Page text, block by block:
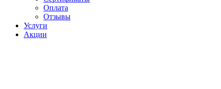
Оплата
Отзывы
Услуги
Акции